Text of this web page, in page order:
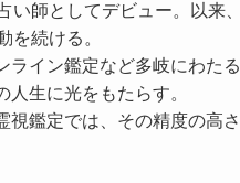
い師としてデビュー。以来、
を続ける。
ライン鑑定など多岐にわたる
生に光をもたらす。
視鑑定では、その精度の高さ